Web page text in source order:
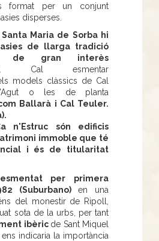
format per un conjunt
disperses.
Maria de Sorba hi
de llarga tradició
de gran interès
. Cal esmentar
models clàssics de Cal
o les de planta
Ballarà i Cal Teuler.
n'Estruc són edificis
immoble que té
i és de titularitat
per primera
(Suburbano) en una
del monestir de Ripoll,
sota de la urbs, per tant
ibèric de Sant Miquel
indicaria la importància